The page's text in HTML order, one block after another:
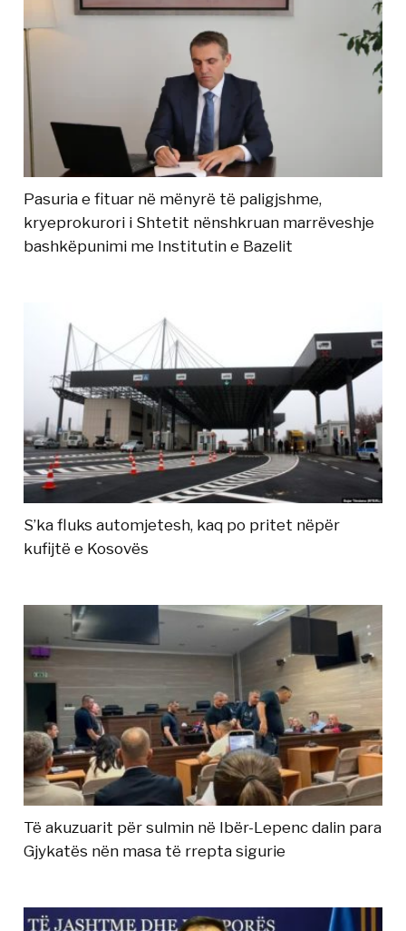
Pasuria e fituar në mënyrë të paligjshme,
kryeprokurori i Shtetit nënshkruan marrëveshje
bashkëpunimi me Institutin e Bazelit
S’ka fluks automjetesh, kaq po pritet nëpër
kufijtë e Kosovës
Të akuzuarit për sulmin në Ibër-Lepenc dalin para
Gjykatës nën masa të rrepta sigurie